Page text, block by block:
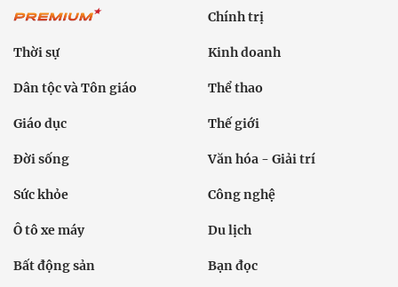
Chính trị
Thời sự Kinh doanh
Dân tộc và Tôn giáo Thể thao
Giáo dục Thế giới
Đời sống Văn hóa - Giải trí
Sức khỏe Công nghệ
Ô tô xe máy Du lịch
Bất động sản Bạn đọc